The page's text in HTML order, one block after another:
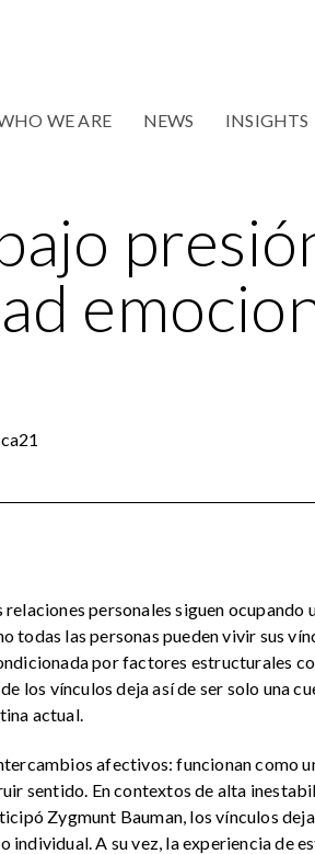
WE ARE NEWS INSIGHTS
personales siguen
todas las personas pueden vivir sus
por factores estructurales
los vínculos deja así de ser solo una
actual.
afectivos: funcionan como
sentido. En contextos de alta
Zygmunt Bauman, los vínculos
individual. A su vez, la experiencia de